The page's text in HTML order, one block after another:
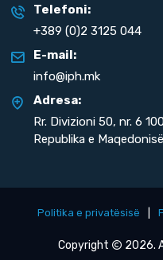
Telefoni:
+389 (0)2 3125 044
E-mail:
info@iph.mk
Adresa:
Rr. Divizioni 50, nr. 6
Republika e
Politika e privatësisë
Copyright 2026.